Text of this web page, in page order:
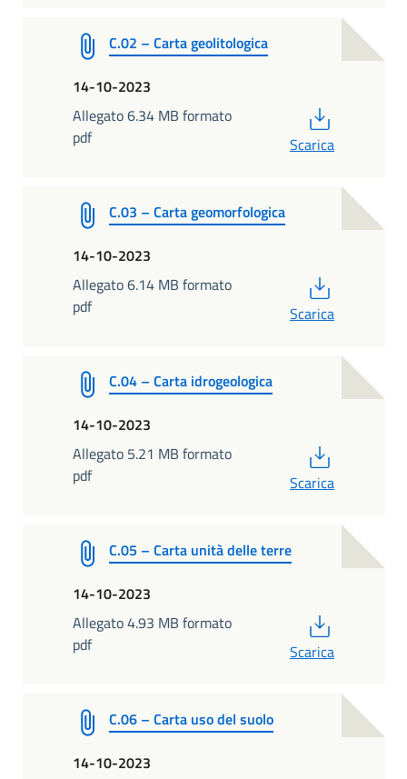
C.02 – Carta geolitologica
14-10-2023
Allegato 6.34 MB formato
pdf
Scarica
C.03 – Carta geomorfologica
14-10-2023
Allegato 6.14 MB formato
pdf
Scarica
C.04 – Carta idrogeologica
14-10-2023
Allegato 5.21 MB formato
pdf
Scarica
C.05 – Carta unità delle terre
14-10-2023
Allegato 4.93 MB formato
pdf
Scarica
C.06 – Carta uso del suolo
14-10-2023